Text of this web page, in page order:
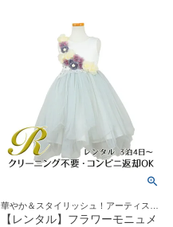
レディース
アウター
Shichi-Go-San
七五三
華やか＆スタイリッシュ！アーティステ
ィックなエアリードレス
【レンタル】フラワーモニュメ